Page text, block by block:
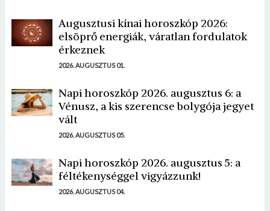
Augusztusi kínai horoszkóp 2026:
elsöprő energiák, váratlan fordulatok
érkeznek
2026. AUGUSZTUS 01.
Napi horoszkóp 2026. augusztus 6: a
Vénusz, a kis szerencse bolygója jegyet
vált
2026. AUGUSZTUS 05.
Napi horoszkóp 2026. augusztus 5: a
féltékenységgel vigyázzunk!
2026. AUGUSZTUS 04.